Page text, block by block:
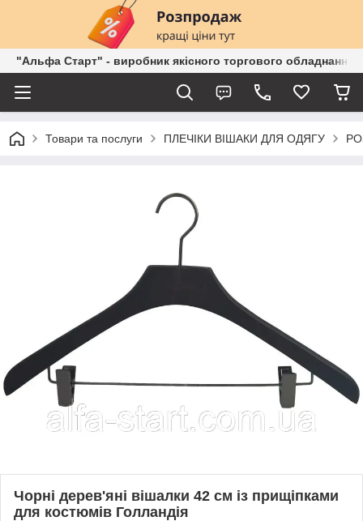
"Альфа Старт" - виробник якісного торгового обладнання
Товари та послуги ПЛЕЧІКИ ВІШАКИ ДЛЯ ОДЯГУ
Чорні дерев'яні вішалки 42 см із прищіпками
для костюмів Голландія